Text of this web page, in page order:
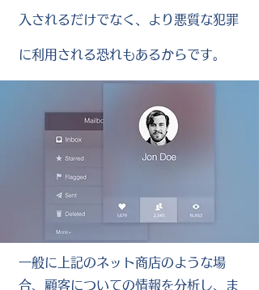
入されるだけでなく、より悪質な犯罪
に利用される恐れもあるからです。
一般に上記のネット商店のような場
合、顧客についての情報を分析し、ま